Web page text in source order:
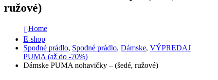
ružové)
Home
E-shop
Spodné prádlo, Spodné prádlo, Dámske, VÝPREDAJ
PUMA (až do -70%)
Dámske PUMA nohavičky – (šedé, ružové)